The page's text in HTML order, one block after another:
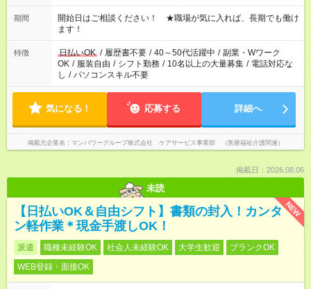
20:00 など 残業なし！ ※Wワークの場合、他のお仕事と合わせ
週40時間超の就業はご案内できません ※法令に基づき、週20時
間以上勤務は社会保険への加入対象となります ※労働者派遣法
（日雇い派遣の原則禁止）により、短時間・短期間の就業はご
案内が難しい場合があります
期間
開始日はご相談ください！ ★職場が気に入れば、長期でも働け
ます！
特徴 日払いOK / 履歴書不要 / 40～50代活躍中 / 副業・Wワーク
OK / 服装自由 / シフト勤務 / 10名以上の大量募集 / 電話対応な
し / パソコンスキル不要
気になる！ 応募する 詳細へ
掲載元企業名 マンパワーグループ株式会社 ケアサービス事業部 （医療福祉介護関連）
掲載日：2026.08.06
未読
NEW
【日払いOK＆自由シフト】書類の封入！カンタ
ン軽作業＊現金手渡しOK！
派遣 職種未経験OK 社会人未経験OK 大学生歓迎
ブランクOK
WEB登録・面接OK